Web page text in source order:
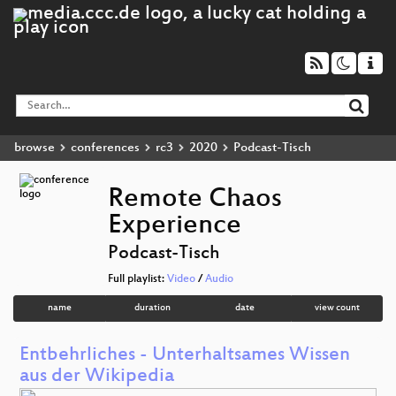
browse conferences rc3 2020 Podcast-Tisch
Remote Chaos
Experience
Podcast-Tisch
Full playlist: Video/ Audio
name duration date view count
Entbehrliches - Unterhaltsames Wissen
aus der Wikipedia